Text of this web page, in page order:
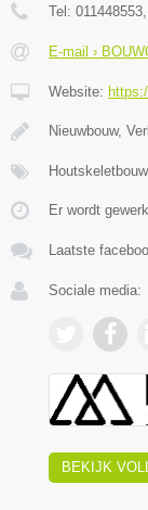
Tel: 011448553
E-mail ›
Website:
Nieuwbouw,
Er wordt
Laatste
Sociale media:
BEKIJK